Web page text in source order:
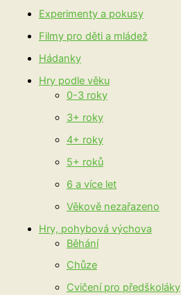
Experimenty a pokusy
Filmy pro děti a mládež
Hádanky
Hry podle věku
0-3 roky
3+ roky
4+ roky
5+ roků
6 a více let
Věkově nezařazeno
Hry, pohybová výchova
Běhání
Chůze
Cvičení pro předškoláky